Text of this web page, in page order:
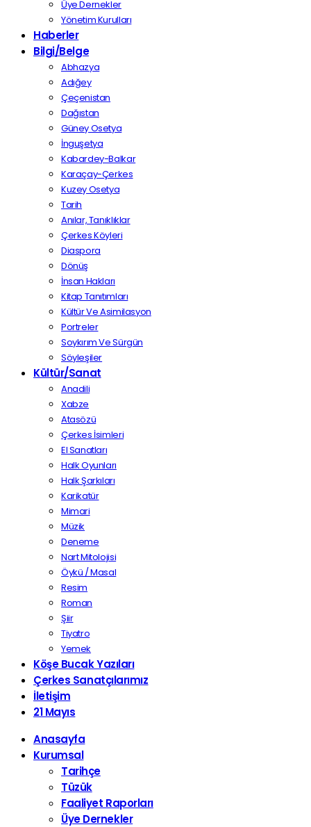
Üye Dernekler
Yönetim Kurulları
Haberler
Bilgi/Belge
Abhazya
Adığey
Çeçenistan
Dağıstan
Güney Osetya
İnguşetya
Kabardey-Balkar
Karaçay-Çerkes
Kuzey Osetya
Tarih
Anılar, Tanıklıklar
Çerkes Köyleri
Diaspora
Dönüş
İnsan Hakları
Kitap Tanıtımları
Kültür Ve Asimilasyon
Portreler
Soykırım Ve Sürgün
Söyleşiler
Kültür/Sanat
Anadili
Xabze
Atasözü
Çerkes İsimleri
El Sanatları
Halk Oyunları
Halk Şarkıları
Karikatür
Mimari
Müzik
Deneme
Nart Mitolojisi
Öykü / Masal
Resim
Roman
Şiir
Tiyatro
Yemek
Köşe Bucak Yazıları
Çerkes Sanatçılarımız
İletişim
21 Mayıs
Anasayfa
Kurumsal
Tarihçe
Tüzük
Faaliyet Raporları
Üye Dernekler